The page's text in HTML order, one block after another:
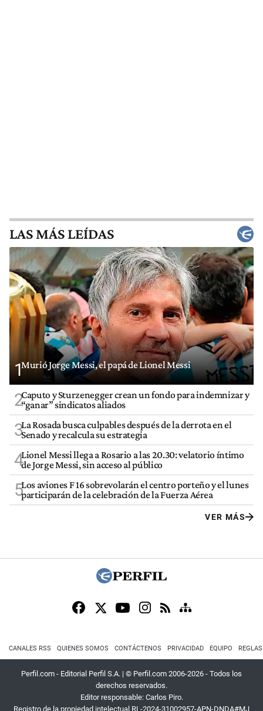
LAS MÁS LEÍDAS
1Murió Jorge Messi, el papá de Lionel Messi
2Caputo y Sturzenegger crean un fondo para indemnizar y
“ganar” sindicatos aliados
3La Rosada busca culpables después de la derrota en el
Senado y recalcula su estrategia
4Lionel Messi llega a Rosario a las 20.30: velatorio íntimo
de Jorge Messi, sin acceso al público
5Los aviones F 16 sobrevolarán el centro porteño y el lunes
participarán de la celebración de la Fuerza Aérea
VER MÁS
CANALES RSS QUIENES SOMOS CONTÁCTENOS PRIVACIDAD EQUIPO
Perfil.com - Editorial Perfil S.A. | © Perfil.com 2006-2026 - Todos los
derechos reservados.
Editor responsable: Carlos Piro.
Registro de la propiedad intelectual RL-2024-31002957-APN-DNDA#MJ